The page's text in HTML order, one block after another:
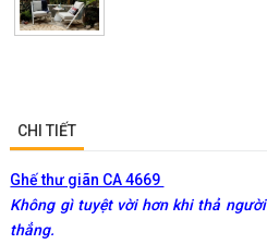
CHI TIẾT
Ghế thư giãn CA 4669
Không gì tuyệt vời hơn khi thả
thẳng.